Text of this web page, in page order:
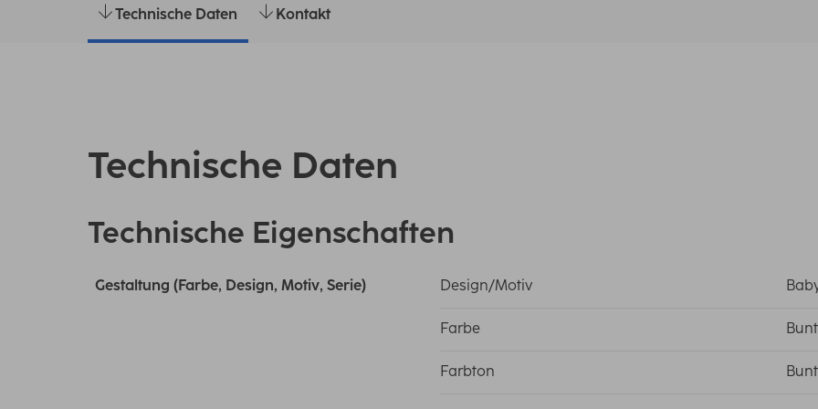
Technische Daten Kontakt
Technische Daten
Technische Eigenschaften
Gestaltung (Farbe, Design, Motiv, Serie) Design/Motiv
Farbe Bunt
Farbton Bunt